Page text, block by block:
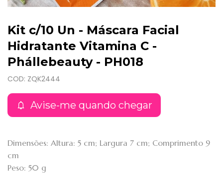
Kit c/10 Un - Máscara Facial
Hidratante Vitamina C -
Phállebeauty - PH018
COD: ZQK2444
Avise-me quando chegar
Dimensões: Altura: 5 cm; Largura 7 cm; Comprimento 9
cm
Peso: 50 g